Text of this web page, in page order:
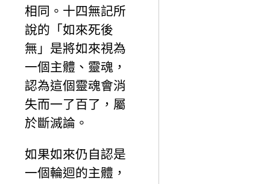
相同。十四無記所
說的「如來死後
無」是將如來視為
一個主體、靈魂，
認為這個靈魂會消
失而一了百了，屬
於斷滅論。
如果如來仍自認是
一個輪迴的主體，